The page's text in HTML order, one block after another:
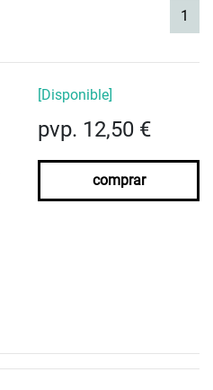
1
[Disponible]
pvp. 12,50 €
comprar